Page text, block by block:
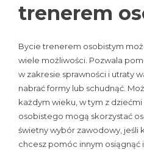
trenerem
Bycie trenerem osobistym
wiele możliwości. Pozwala
w zakresie sprawności i utraty
nabrać formy lub schudnąć.
każdym wieku, w tym z dziećmi
osobistego mogą skorzystać
świetny wybór zawodowy, jeśli
chcesz pomóc innym osiągnąć